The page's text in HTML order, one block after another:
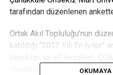
tarafından düzenlenen
Ortak Akıl Topluluğu’nun
katıldığı “2012 Yılı En
okuyan öğrencilerle yüz